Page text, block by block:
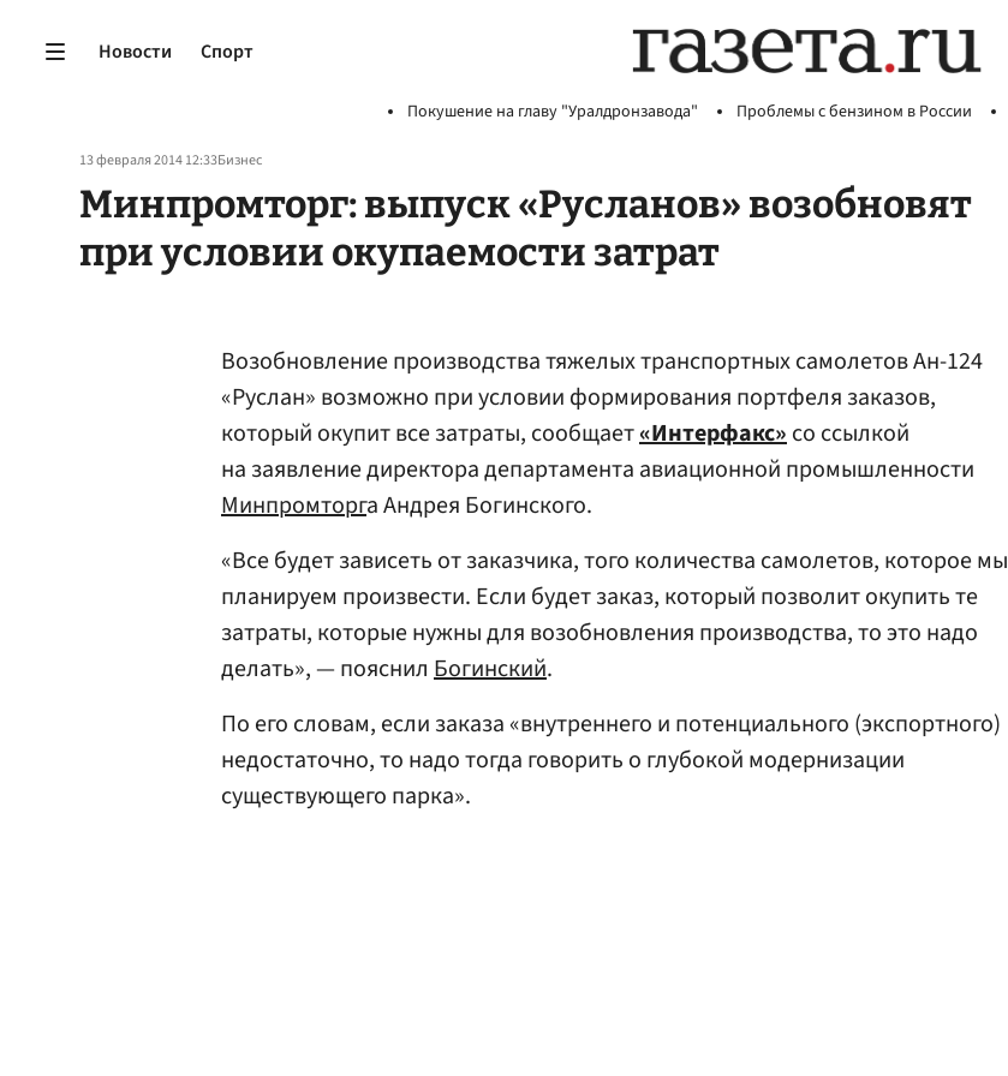
Новости Спорт
Покушение на главу "Уралдронзавода" Проблемы с бензином в России
13 февраля 2014 12:33Бизнес
Минпромторг: выпуск «Русланов» возобновят
при условии окупаемости затрат
Возобновление производства тяжелых транспортных самолетов Ан-124
«Руслан» возможно при условии формирования портфеля заказов,
который окупит все затраты, сообщает«Интерфакс»со ссылкой
на заявление директора департамента авиационной промышленности
Минпромторга Андрея Богинского.
«Все будет зависеть от заказчика, того количества самолетов, которое мы
планируем произвести. Если будет заказ, который позволит окупить те
затраты, которые нужны для возобновления производства, то это надо
делать», — пояснил Богинский.
По его словам, если заказа «внутреннего и потенциального (экспортного)
недостаточно, то надо тогда говорить о глубокой модернизации
существующего парка».